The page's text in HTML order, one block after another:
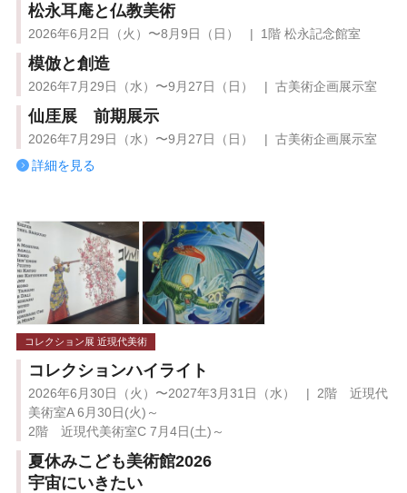
松永耳庵と仏教美術
2026年6月2日（火）〜8月9日（日） | 1階 松永記念館室
模倣と創造
2026年7月29日（水）〜9月27日（日） | 古美術企画展示室
仙厓展 前期展示
2026年7月29日（水）〜9月27日（日） | 古美術企画展示室
詳細を見る
コレクション展 近現代美術
コレクションハイライト
2026年6月30日（火）〜2027年3月31日（水） | 2階 近現代
美術室A 6月30日(火)～
2階 近現代美術室C 7月4日(土)～
夏休みこども美術館2026
宇宙にいきたい